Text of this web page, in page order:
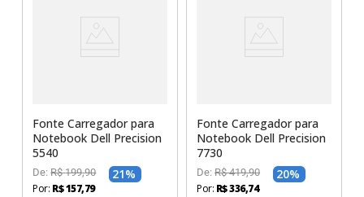
Fonte Carregador para
Notebook Dell Precision
5540
De:R$ 199,90 21%
Por: R$157,79
Fonte Carregador para
Notebook Dell Precision
7730
De: R$ 419,90 20%
Por: R$336,74